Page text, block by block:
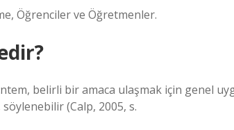
Öğrenciler ve Öğretmenler.
belirli bir amaca ulaşmak için genel
(Calp, 2005, s.